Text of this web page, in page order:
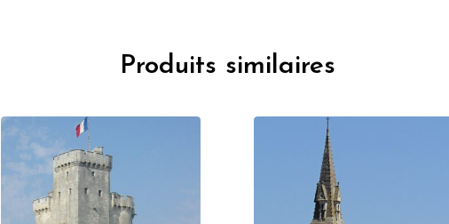
Produits similaires